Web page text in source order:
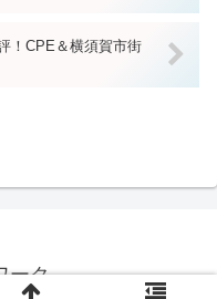
！CPE＆横須賀市街
ーク